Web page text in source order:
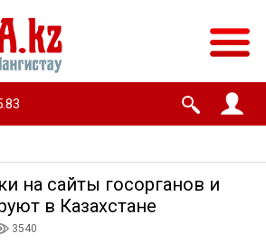
на сайты госорганов и
в Казахстане
3540